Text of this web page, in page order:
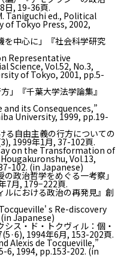
日, 19-36頁.
Taniguchi ed., Political
of Tokyo Press, 2002,
を中心に」『社会科学研究
Representative
Science, Vol.52, No.3,
of Tokyo, 2001, pp.5-
」『千葉大学法学論集』
its Consequences,”
University, 1999, pp.19-
る自由主義の行方についての
1999年1月, 37-102頁.
on the Transformation of
Hougakuronshu, Vol.13,
102. (in Japanese)
政治哲学をめぐる一考察」
7月, 179−222頁.
ルにおける政治の再発見』創
s Re-discovery
Japanese)
シス・ド・トクヴィル：個・
1994年6月, 153-202頁.
Alexis de Tocqueville,”
6, 1994, pp.153-202. (in